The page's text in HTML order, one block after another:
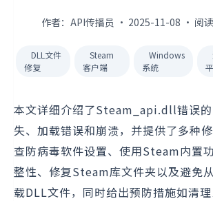
作者：API传播员 · 2025-11-08 · 阅
DLL文件
修复
Steam
客户端
Windows
系统
本文详细介绍了Steam_api.dll错误的
失、加载错误和崩溃，并提供了多种
查防病毒软件设置、使用Steam内置
整性、修复Steam库文件夹以及避免
载DLL文件，同时给出预防措施如清